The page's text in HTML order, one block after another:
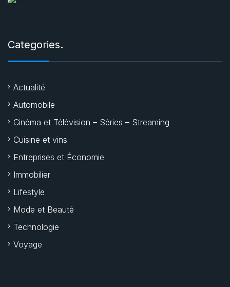
Categories.
Actualité
Automobile
Cinéma et Télévision – Séries – Streaming
Cuisine et vins
Entreprises et Économie
Immobilier
Lifestyle
Mode et Beauté
Technologie
Voyage